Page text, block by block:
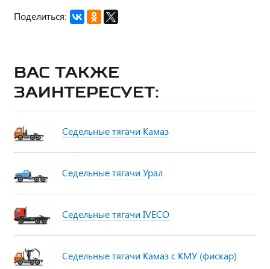
Поделиться:
Вас также
заинтересует:
Седельные тягачи Камаз
Седельные тягачи Урал
Седельные тягачи IVECO
Седельные тягачи Камаз с КМУ (фискар)